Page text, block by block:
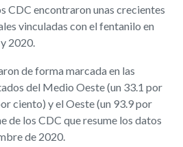
CDC encontraron unas crecientes
vinculadas con el fentanilo en
2020.
de forma marcada en las
del Medio Oeste (un 33.1 por
ciento) y el Oeste (un 93.9 por
de los CDC que resume los datos
de 2020.